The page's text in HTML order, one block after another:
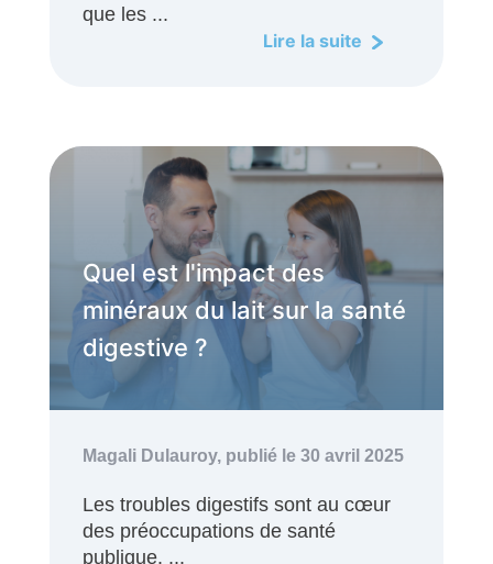
que les ...
Lire la suite
Quel est l'impact des
minéraux du lait sur la santé
digestive ?
Magali Dulauroy, publié le 30 avril 2025
Les troubles digestifs sont au cœur
des préoccupations de santé
publique. ...